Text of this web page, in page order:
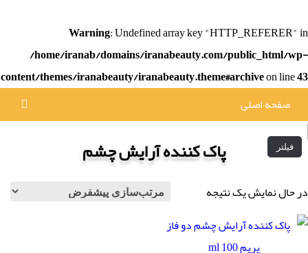
Warning: Undefined array key "HTTP_REFERER" in
/home/iranab/domains/iranabeauty.com/public_html/wp-
content/themes/iranabeauty/iranabeauty.theme#archiveon line43
صفحه اصلی
فیلتر پاک کننده آرایش چشم
در حال نمایش یک نتیجه